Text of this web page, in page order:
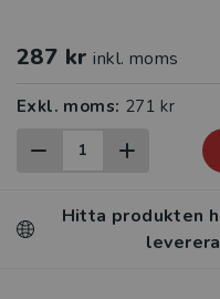
287 kr inkl. moms
Exkl. moms: 271 kr
Hitta produkten